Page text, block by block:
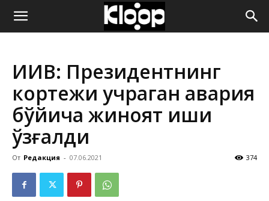
ҚИРҒИЗИСТОН
ЯНГИЛИКЛАРИ
ИИВ: Президентнинг
кортежи учраган авария
бўйича жиноят иши
қўзғалди
От Редакция - 07.06.2021 374